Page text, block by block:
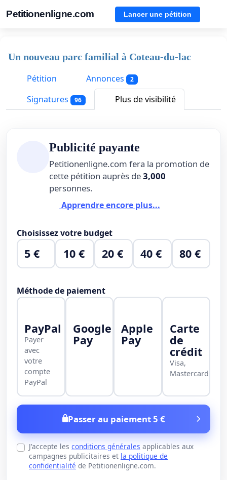
Petitionenligne.com Lancer une pétition
Un nouveau parc familial à Coteau-du-lac
Pétition
Annonces 2
Signatures 96 Plus de visibilité
Publicité payante
Petitionenligne.com fera la promotion de
cette pétition auprès de3,000
personnes.
Apprendre encore plus...
Choisissez votre budget
5 € 10 € 20 € 40 € 80 €
Méthode de paiement
PayPal
Payer
avec
votre
compte
PayPal
Google
Pay
Apple
Pay
Carte
de
crédit
Visa,
Mastercard
Passer au paiement 5 €
J'accepte les conditions générales applicables aux
campagnes publicitaires et la politique de
confidentialité de Petitionenligne.com.